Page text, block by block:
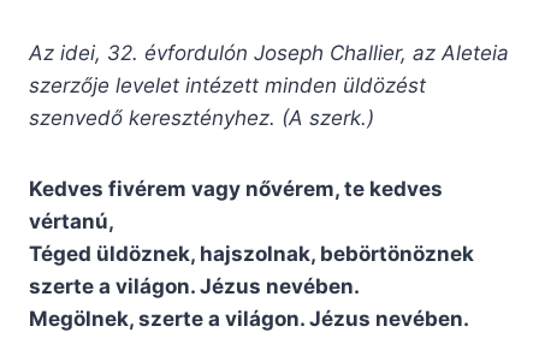
Az idei, 32. évfordulón Joseph Challier, az Aleteia
szerzője levelet intézett minden üldözést
szenvedő keresztényhez. (A szerk.)
Kedves fivérem vagy nővérem, te kedves
vértanú,
Téged üldöznek, hajszolnak, bebörtönöznek
szerte a világon. Jézus nevében.
Megölnek, szerte a világon. Jézus nevében.